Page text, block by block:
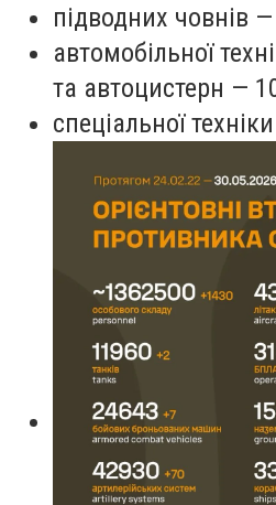
підводних човнів
автомобільної
та автоцистерн —
спеціальної